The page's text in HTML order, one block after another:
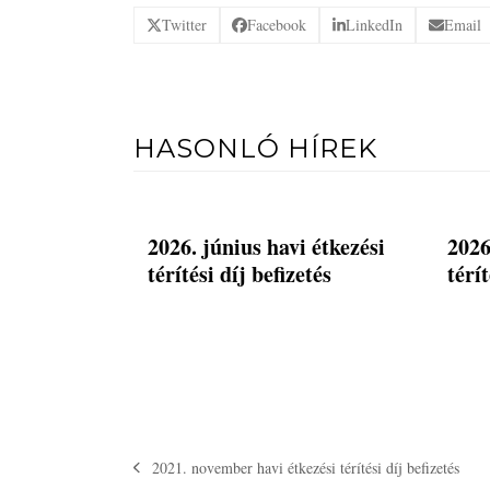
Twitter Facebook LinkedIn Email
HASONLÓ HÍREK
2026. június havi étkezési
térítési díj befizetés
previous
2021. november havi étkezési térítési díj befizetés